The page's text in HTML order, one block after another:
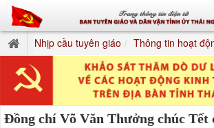
Nhịp cầu tuyên giáo Thông tin hoạt
Đồng chí Võ Văn Thưởng chúc Tết